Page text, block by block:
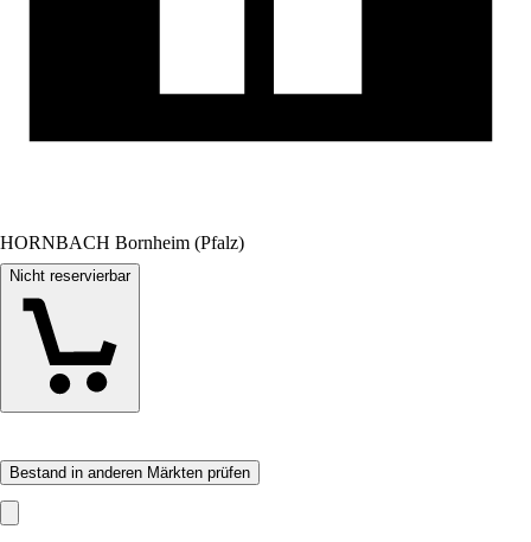
HORNBACH Bornheim (Pfalz)
Nicht reservierbar
Bestand in anderen Märkten prüfen